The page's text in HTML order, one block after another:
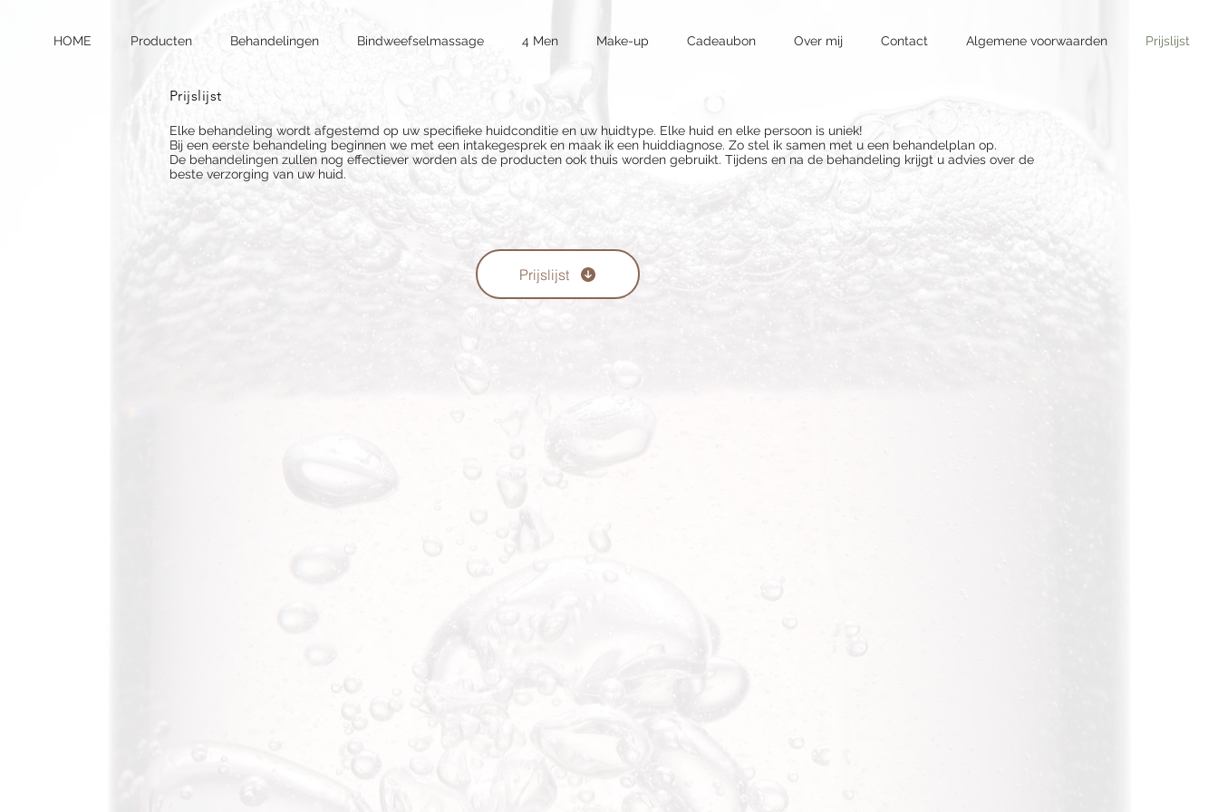
HOME Producten Behandelingen Bindweefselmassage 4 Men Make-up Cadeaubon Over mij Contact Algemene voorwaarden Prijslijst
Prijslijst
Elke behandeling wordt afgestemd op uw specifieke huidconditie en uw huidtype. Elke huid en elke persoon is uniek!
Bij een eerste behandeling beginnen we met een intakegesprek en maak ik een huiddiagnose. Zo stel ik samen met u een behandelplan op.
De behandelingen zullen nog effectiever worden als de producten ook thuis worden gebruikt. Tijdens en na de behandeling krijgt u advies over de
beste verzorging van uw huid.
Prijslijst